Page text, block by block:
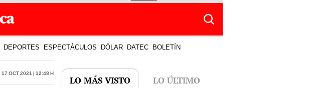
DEPORTES ESPECTÁCULOS DÓLAR DATEC BOLETÍN
17 Oct 2021 | 12:48 h
LO MÁS VISTO LO ÚLTIMO